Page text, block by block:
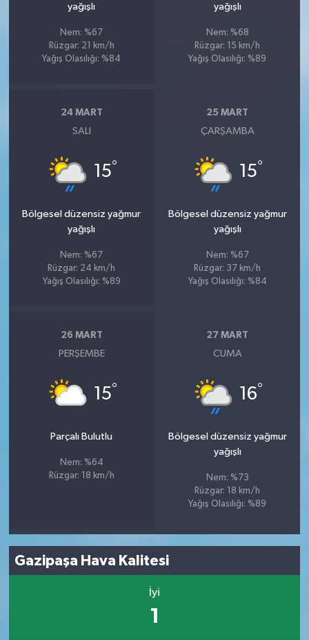
yağışlı
Nem: %67
Rüzgar: 21 km/h
Yağış Olasılığı: %84
yağışlı
Nem: %68
Rüzgar: 15 km/h
Yağış Olasılığı: %89
24 MART
SALI
15°
Bölgesel düzensiz yağmur
yağışlı
Nem: %67
Rüzgar: 24 km/h
Yağış Olasılığı: %89
25 MART
ÇARŞAMBA
15°
Bölgesel düzensiz yağmur
yağışlı
Nem: %67
Rüzgar: 37 km/h
Yağış Olasılığı: %84
26 MART
PERŞEMBE
15°
Parçalı Bulutlu
Nem: %64
Rüzgar: 18 km/h
27 MART
CUMA
16°
Bölgesel düzensiz yağmur
yağışlı
Nem: %73
Rüzgar: 18 km/h
Yağış Olasılığı: %89
Gazipaşa Hava Kalitesi
İyi
1